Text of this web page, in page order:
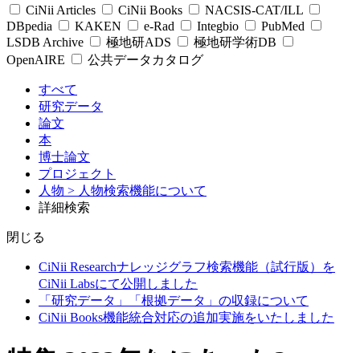
CiNii Articles
CiNii Books
NACSIS-CAT/ILL
DBpedia
KAKEN e-Rad Integbio
PubMed
LSDB Archive
極地研ADS
極地研学術DB
OpenAIRE
公共データカタログ
すべて
研究データ
論文
本
博士論文
プロジェクト
人物 > 人物検索機能について
詳細検索
閉じる
CiNii Researchナレッジグラフ検索機能（試行版）を
CiNii Labsにて公開しました
「研究データ」「根拠データ」の収録について
CiNii Books機能統合対応の追加実施をいたしました